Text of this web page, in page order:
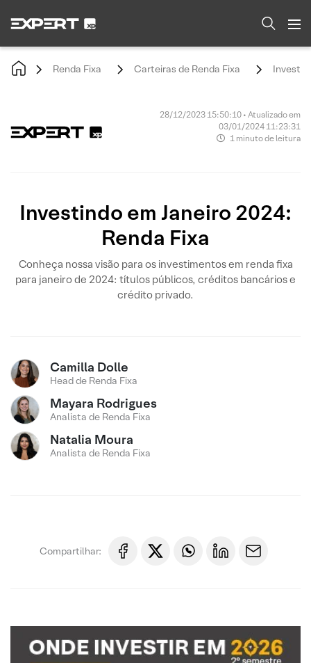
Renda Fixa Carteiras de Renda Fixa
28/12/2023 15:50:10 • Atualizado em
03/01/2024 11:23:31
1 minuto de leitura
Investindo em Janeiro 2024:
Renda Fixa
Conheça nossa visão para os investimentos em renda fixa
para janeiro de 2024: títulos públicos, créditos bancários e
crédito privado.
Camilla Dolle
Head de Renda Fixa
Mayara Rodrigues
Analista de Renda Fixa
Natalia Moura
Analista de Renda Fixa
Compartilhar: